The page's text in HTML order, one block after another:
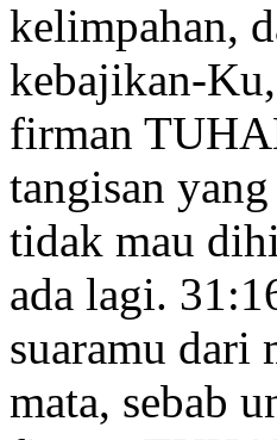
kelimpahan,
kebajikan-Ku,
firman
tangisan
tidak mau
ada lagi.
suaramu dari
mata, sebab